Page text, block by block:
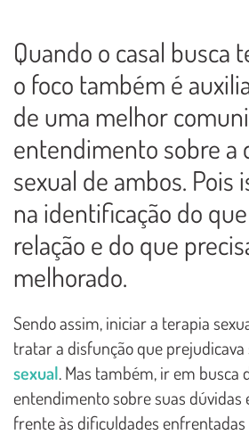
Quando o casal busca
o foco também é
de uma melhor
entendimento sobre a
sexual de ambos. Pois
na identificação do
relação e do que
melhorado.
Sendo assim, iniciar a terapia
tratar a disfunção que prejudicava
sexual. Mas também, ir em busca
entendimento sobre suas dúvidas
frente às dificuldades enfrentadas